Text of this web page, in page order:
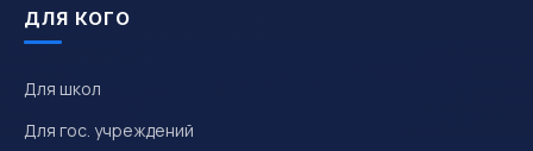
ДЛЯ КОГО
Для школ
Для гос. учреждений